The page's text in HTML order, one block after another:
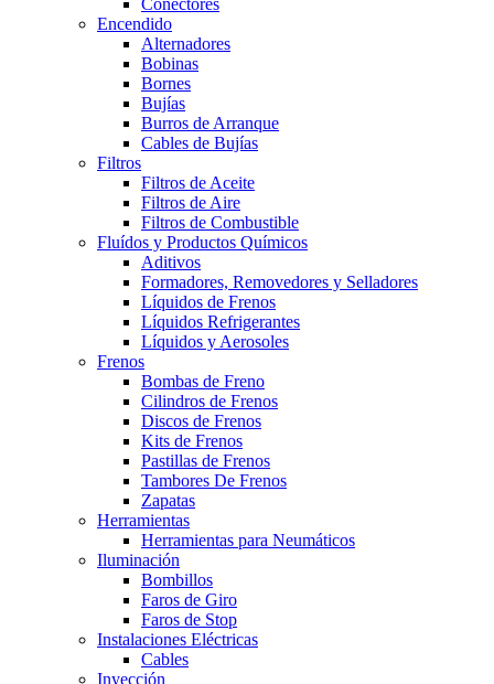
Conectores
Encendido
Alternadores
Bobinas
Bornes
Bujías
Burros de Arranque
Cables de Bujías
Filtros
Filtros de Aceite
Filtros de Aire
Filtros de Combustible
Fluídos y Productos Químicos
Aditivos
Formadores, Removedores y Selladores
Líquidos de Frenos
Líquidos Refrigerantes
Líquidos y Aerosoles
Frenos
Bombas de Freno
Cilindros de Frenos
Discos de Frenos
Kits de Frenos
Pastillas de Frenos
Tambores De Frenos
Zapatas
Herramientas
Herramientas para Neumáticos
Iluminación
Bombillos
Faros de Giro
Faros de Stop
Instalaciones Eléctricas
Cables
Inyección